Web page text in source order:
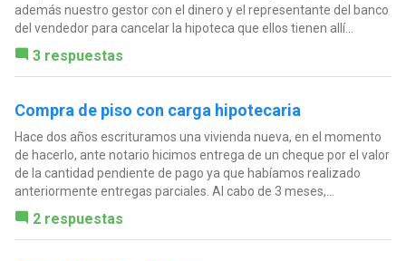
además nuestro gestor con el dinero y el representante del banco
del vendedor para cancelar la hipoteca que ellos tienen allí...
3 respuestas
Compra de piso con carga hipotecaria
Hace dos años escrituramos una vivienda nueva, en el momento
de hacerlo, ante notario hicimos entrega de un cheque por el valor
de la cantidad pendiente de pago ya que habíamos realizado
anteriormente entregas parciales. Al cabo de 3 meses,...
2 respuestas